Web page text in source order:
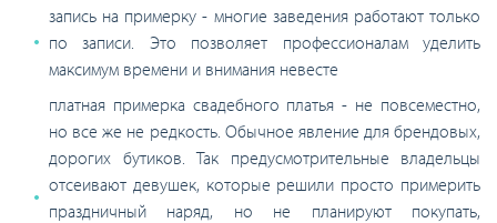
запись на примерку - многие заведения работают только
по записи. Это позволяет профессионалам уделить
максимум времени и внимания невесте
платная примерка свадебного платья - не повсеместно,
но все же не редкость. Обычное явление для брендовых,
дорогих бутиков. Так предусмотрительные владельцы
отсеивают девушек, которые решили просто примерить
праздничный наряд, но не планируют покупать,